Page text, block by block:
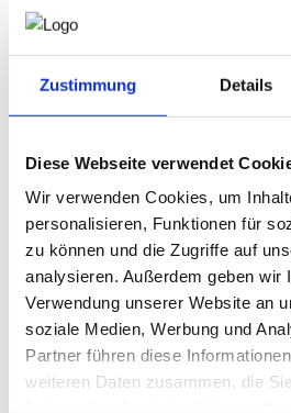
Zustimmung Details
Diese Webseite verwendet
Wir verwenden Cookies, um
personalisieren, Funktionen für
zu können und die Zugriffe auf
analysieren. Außerdem geben wir
Verwendung unserer Website an
soziale Medien, Werbung und
Partner führen diese
weiteren Daten zusammen, die
Ingenieurbüros einen kostenlosen
Nähere Informationen erhalten Sie
Bereichfür Mitglieder, indem Sie
Wenn Sie bereits einen Zugang
direkt bei AUSSCHREIBUNG.AT
Bitte geben Sie Ihre E-Mail Adresse
diesem Bereich zu erhalten.